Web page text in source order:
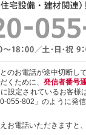
のお電話が途中切断し
くために、 発信者番号
設定されているお客様
055-802」のように発
お電話いただきますと